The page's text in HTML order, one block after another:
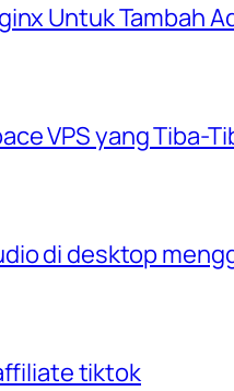
Untuk Tambah
VPS yang Tiba-
di desktop
tiktok